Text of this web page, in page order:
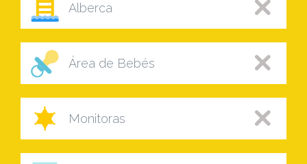
Alberca
Área de Bebés
Monitoras